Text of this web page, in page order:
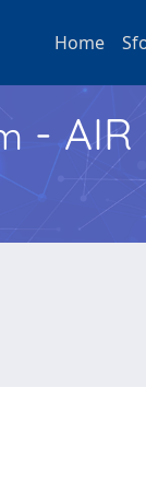
Home
- AIR